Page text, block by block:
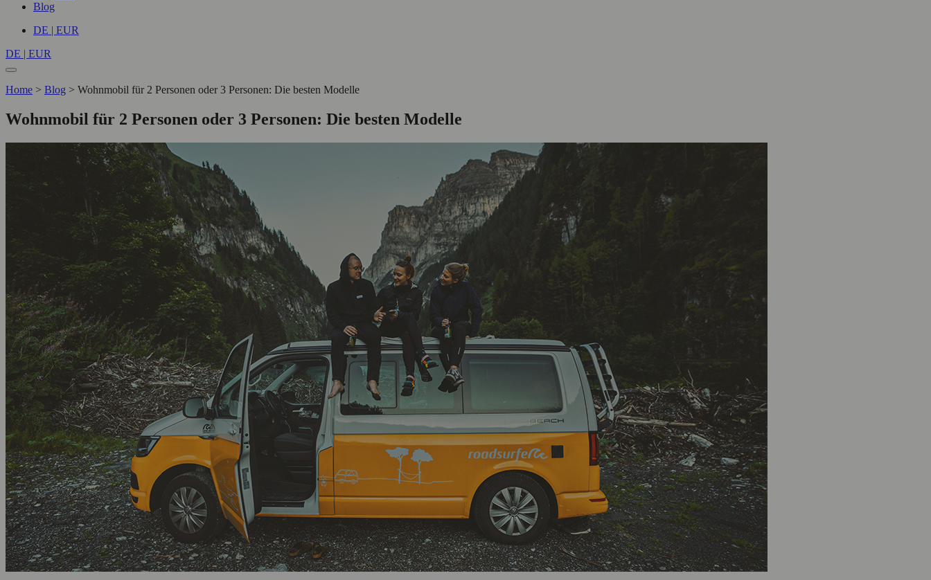
Blog
DE | EUR
DE | EUR
Home > Blog > Wohnmobil für 2 Personen oder 3 Personen: Die besten Modelle
Wohnmobil für 2 Personen oder 3 Personen: Die besten Modelle